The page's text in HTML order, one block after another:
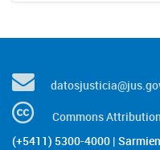
Commons
(+5411) 5300-4000 |